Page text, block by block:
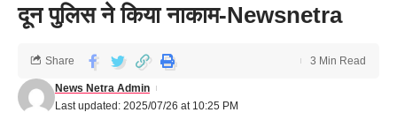
दून पुलिस ने किया नाकाम-Newsnetra
Last updated: 2025/07/26 at 10:25 PM
News Netra Admin
Share 3 Min Read